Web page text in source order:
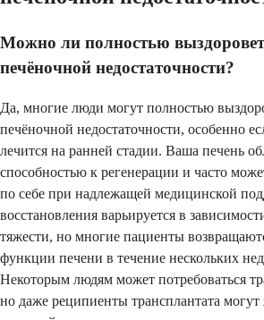
Можно ли полностью
печёночной недостаточности?
Да, многие люди могут полностью
печёночной недостаточности, особенно
лечится на ранней стадии. Ваша печень
способностью к регенерации и часто
по себе при надлежащей медицинской
восстановления варьируется в
тяжести, но многие пациенты
функции печени в течение нескольких
Некоторым людям может потребоваться
но даже реципиенты трансплантата